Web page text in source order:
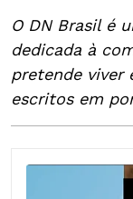
O DN Brasil é
dedicada à
pretende viver
escritos em